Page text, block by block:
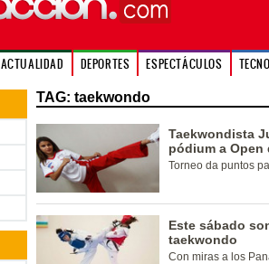
ACTUALIDAD DEPORTES ESPECTÁCULOS
TAG: taekwondo
Taekwondista
pódium a Open
Torneo da puntos
Este sábado
taekwondo
Con miras a los